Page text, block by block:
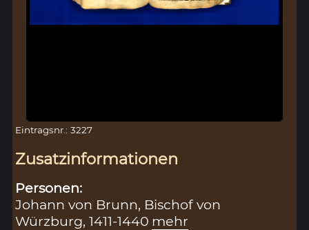
Eintragsnr.: 3227
Zusatzinformationen
Personen:
Johann von Brunn, Bischof von
Würzburg, 1411-1440 mehr